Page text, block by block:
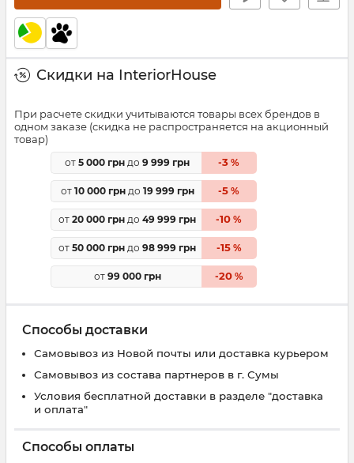
Скидки на InteriorHouse
При расчете скидки учитываются товары всех брендов в
одном заказе (скидка не распространяется на акционный
товар)
от 5 000 грн до 9 999 грн -3 %
от 10 000 грндо 19 999 грн -5 %
от 20 000 грн до 49 999 грн -10 %
от 50 000 грн до 98 999 грн -15%
от 99 000 грн -20%
Способы доставки
Самовывоз из Новой почты или доставка курьером
Самовывоз из состава партнеров в г. Сумы
Условия бесплатной доставки в разделе "доставка
и оплата"
Способы оплаты